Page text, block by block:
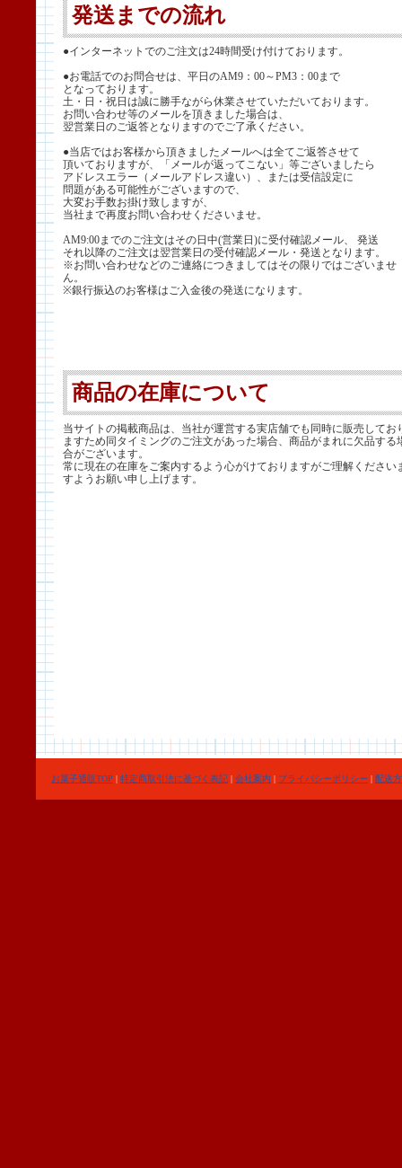
発送までの流れ
●インターネットでのご注文は24時間受け付けております。
●お電話でのお問合せは、平日のAM9：00～PM3：00まで
となっております。
土・日・祝日は誠に勝手ながら休業させていただいております。
お問い合わせ等のメールを頂きました場合は、
翌営業日のご返答となりますのでご了承ください。
●当店ではお客様から頂きましたメールへは全てご返答させて
頂いておりますが、「メールが返ってこない」等ございましたら
アドレスエラー（メールアドレス違い）、または受信設定に
問題がある可能性がございますので、
大変お手数お掛け致しますが、
当社まで再度お問い合わせくださいませ。
AM9:00までのご注文はその日中(営業日)に受付確認メール、 発送
それ以降のご注文は翌営業日の受付確認メール・発送となります。
※お問い合わせなどのご連絡につきましてはその限りではございませ
ん。
※銀行振込のお客様はご入金後の発送になります。
商品の在庫について
当サイトの掲載商品は、当社が運営する実店舗でも同時に販売してお
ますため同タイミングのご注文があった場合、商品がまれに欠品する
合がございます。
常に現在の在庫をご案内するよう心がけておりますがご理解ください
すようお願い申し上げます。
お菓子通販TOP | 特定商取引法に基づく表記 | 会社案内 | プライバシーポリシー | 配送